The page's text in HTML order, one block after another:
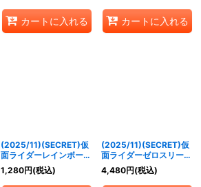
《多》
カートに入れる カートに入れる
(2025/11)(SECRET)仮
面ライダーレインボーガ
ッチャード【X-SEC】
{CB34-X06}《多》
1,280円(税込)
(2025/11)(SECRET)仮
面ライダーゼロスリー
【XX-SEC】{CB34-
XX01}《多》
4,480円(税込)